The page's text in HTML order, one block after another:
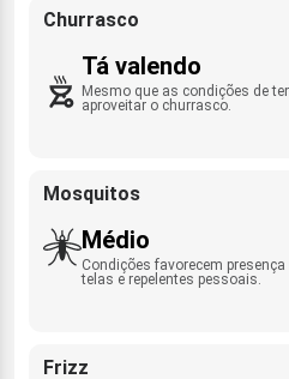
Churrasco
Tá valendo
Mesmo que as condições de
aproveitar o churrasco.
Mosquitos
Médio
Condições favorecem
telas e repelentes pessoais.
Frizz